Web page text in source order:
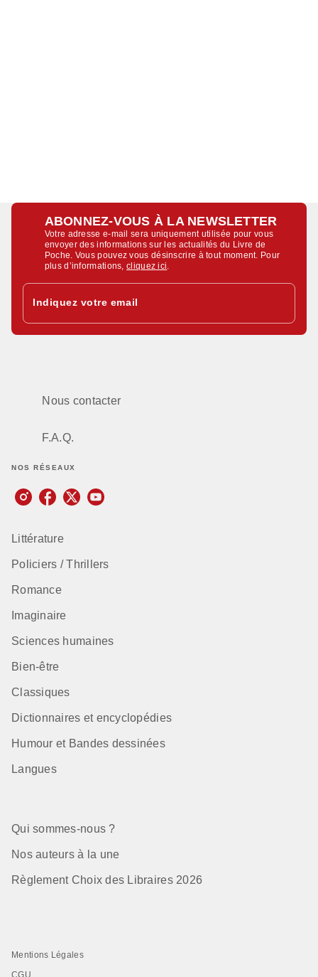
ABONNEZ-VOUS À LA NEWSLETTER
Votre adresse e-mail sera uniquement utilisée pour vous
envoyer des informations sur les actualités du Livre de
Poche. Vous pouvez vous désinscrire à tout moment. Pour
plus d’informations,cliquez ici
Indiquez votre email
Nous contacter
F.A.Q.
NOS RÉSEAUX
Littérature
Policiers / Thrillers
Romance
Imaginaire
Sciences humaines
Bien-être
Classiques
Dictionnaires et encyclopédies
Humour et Bandes dessinées
Langues
Qui sommes-nous ?
Nos auteurs à la une
Règlement Choix des Libraires 2026
Mentions Légales
CGU